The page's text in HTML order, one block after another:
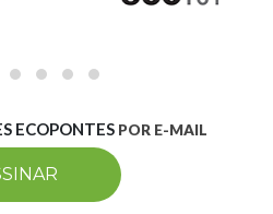
ECOPONTES POR E-MAIL